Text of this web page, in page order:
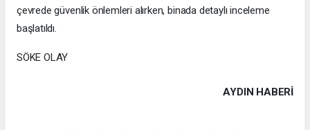
çevrede güvenlik önlemleri alırken, binada detaylı inceleme
başlatıldı.
SÖKE OLAY
AYDIN HABERİ